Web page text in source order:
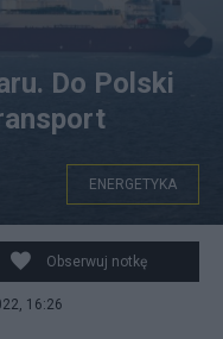
w Świnoujściu.
Do Polski
ENERGETYKA
Obserwuj notkę
16:26